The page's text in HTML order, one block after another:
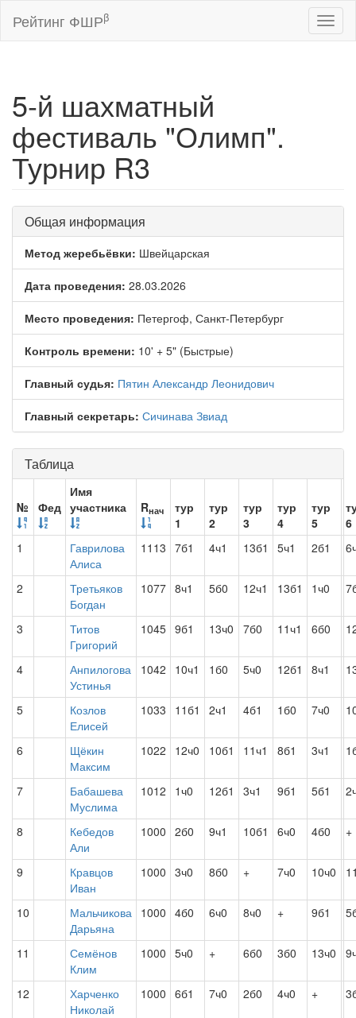
Рейтинг ФШРβ
5-й шахматный
фестиваль "Олимп".
Турнир R3
Общая информация
Метод жеребьёвки: Швейцарская
Дата проведения: 28.03.2026
Место проведения: Петергоф, Санкт-Петербург
Контроль времени: 10' + 5" (Быстрые)
Главный судья: Пятин Александр Леонидович
Главный секретарь: Сичинава Звиад
Таблица
№ Фед
Имя
участника
Rнач
тур
1
тур
2
тур
3
тур
4
тур
5
6
1
Гаврилова
Алиса
1113 7б1 4ч1 13б1 5ч1 2б1
2
Третьяков
Богдан
1077 8ч1 5б0 12ч1 13б1 1ч0
3
Титов
Григорий
1045 9б1 13ч0 7б0 11ч1 6б0
4
Анпилогова
Устинья
1042 10ч1 1б0 5ч0 12б1 8ч1
5
Козлов
Елисей
1033 11б1 2ч1 4б1 1б0 7ч0
6
Щёкин
Максим
1022 12ч0 10б1 11ч1 8б1 3ч1
7
Бабашева
Муслима
1012 1ч0 12б1 3ч1 9б1 5б1
8
Кебедов
Али
1000 2б0 9ч1 10б1 6ч0 4б0 +
9
Кравцов
Иван
1000 3ч0 8б0 + 7ч0 10ч0
10
Мальчикова
Дарьяна
1000 4б0 6ч0 8ч0 + 9б1
11
Семёнов
Клим
1000 5ч0 + 6б0 3б0 13ч0
12
Харченко
Николай
1000 6б1 7ч0 2б0 4ч0 +